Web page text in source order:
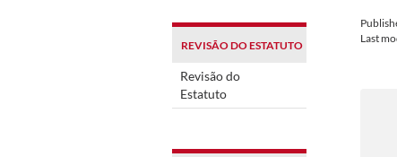
REVISÃO DO ESTATUTO
Revisão do
Estatuto
Last